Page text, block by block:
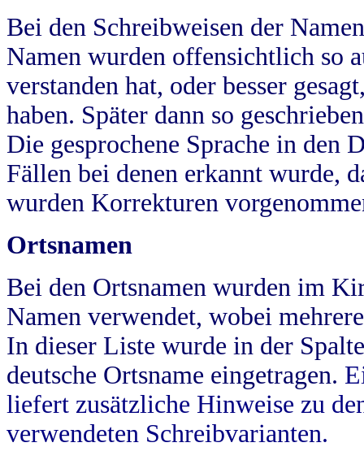
Bei den Schreibweisen der
Namen wurden offensichtlich so
verstanden hat, oder besser
haben. Später dann so
Die gesprochene Sprache in
Fällen bei denen erkannt wurde,
wurden Korrekturen
Ortsnamen
Bei den Ortsnamen wurden im
Namen verwendet, wobei
In dieser Liste wurde in der
deutsche Ortsname eingetragen.
liefert zusätzliche Hinweise zu
verwendeten Schreibvarianten.